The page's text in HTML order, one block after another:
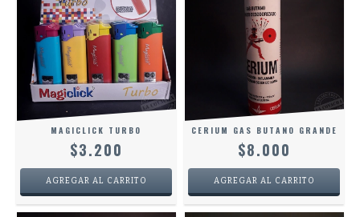
MAGICLICK TURBO
$3.200
CERIUM GAS BUTANO GRANDE
$8.000